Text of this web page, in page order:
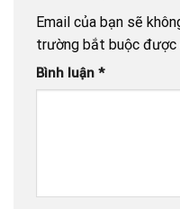
Email của bạn sẽ
trường bắt buộc được
Bình luận *